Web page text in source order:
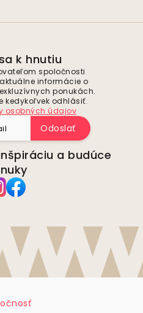
k hnutiu
spoločnosti
informácie o
ponukách.
kedykoľvek odhlásiť.
osobných údajov
Odoslať
a budúce